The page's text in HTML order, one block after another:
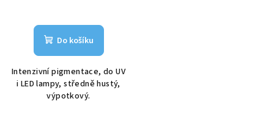
Do košíku
Intenzivní pigmentace, do UV
i LED lampy, středně hustý,
výpotkový.